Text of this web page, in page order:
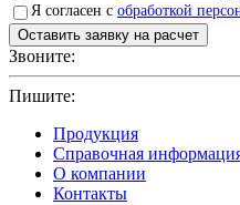
Я согласен с обработкой
Звоните:
Пишите:
Продукция
Справочная
О компании
Контакты